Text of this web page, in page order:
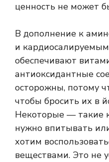
ценность не может
В дополнение к
и
обеспечивают
антиоксидантные
осторожны, потому
чтобы бросить их в
Некоторые — такие
нужно впитывать
хотим
веществами. Это не